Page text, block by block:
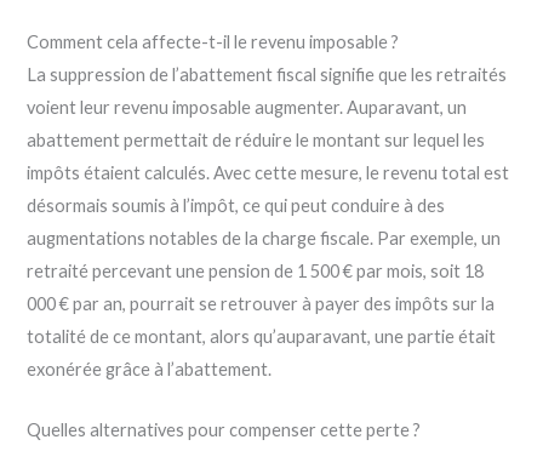
Comment cela affecte-t-il le revenu imposable ?
La suppression de l’abattement fiscal signifie que les retraités
voient leur revenu imposable augmenter. Auparavant, un
abattement permettait de réduire le montant sur lequel les
impôts étaient calculés. Avec cette mesure, le revenu total est
désormais soumis à l’impôt, ce qui peut conduire à des
augmentations notables de la charge fiscale. Par exemple, un
retraité percevant une pension de 1 500 € par mois, soit 18
000 € par an, pourrait se retrouver à payer des impôts sur la
totalité de ce montant, alors qu’auparavant, une partie était
exonérée grâce à l’abattement.
Quelles alternatives pour compenser cette perte ?